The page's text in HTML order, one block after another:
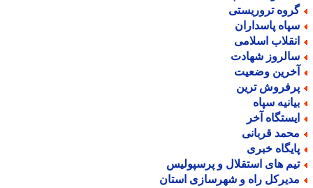
تروریستی
پاسداران
اسلامی
شهادت
وضعیت
ترین
سپاه
آخر
قربانی
خبری
های استقلال و پرسپولیس
راه و شهرسازی استان